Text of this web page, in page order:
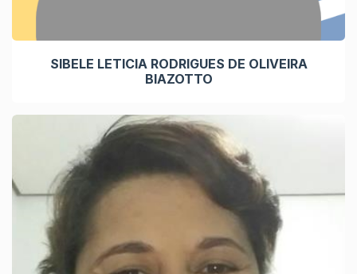
SIBELE LETICIA RODRIGUES DE OLIVEIRA
BIAZOTTO